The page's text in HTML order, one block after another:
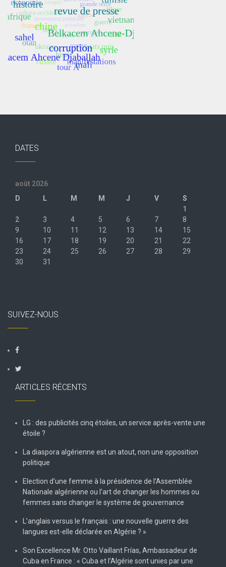
DATES
août 2026
D
L M M J V
S
1
2
3 4 5 6 7
8
9
10 11 12 13 14
15
16
17 18 19 20 21
22
23
24 25 26 27 28
29
30
31
SUIVEZ-NOUS
ARTICLES RÉCENTS
LG : des publicités cinq étoiles, un service après-vente une
étoile ?
La diaspora algérienne est un atout, non une opposition
politique
Election d’une femme à la présidence de l’Assemblée
Nationale algérienne ou l’art de changer les hommes ou
femmes sans changer le système de gouvernance
L’anglais versus le français : une nouvelle guerre des
langues est-elle déclarée en Algérie ? »
Son Excellence Mr. Otto Vaillant Frías, Ambassadeur de
Cuba en France : « Cuba et l’Algérie sont unies par une